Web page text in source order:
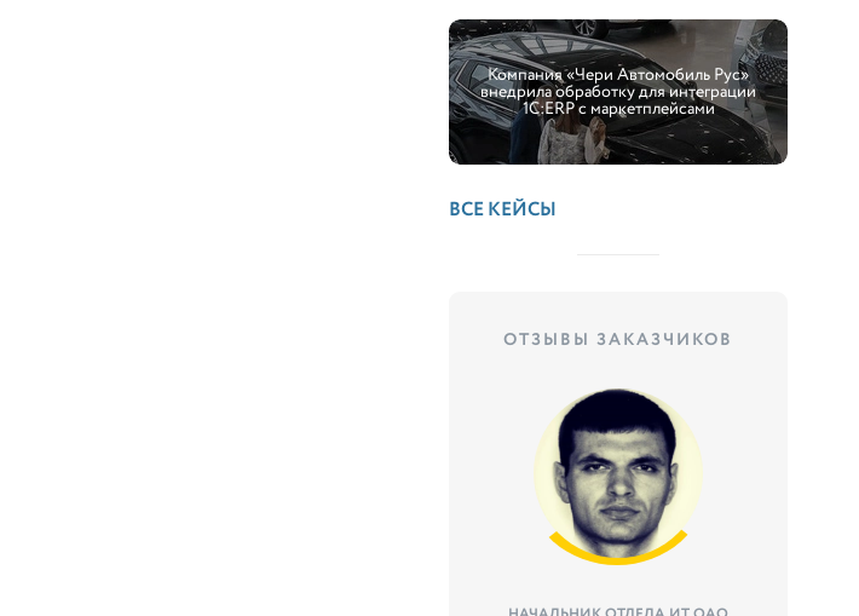
Компания «Чери Автомобиль Рус»
внедрила обработку для интеграции
1С:ERP с маркетплейсами
ВСЕ КЕЙСЫ
ОТЗЫВЫ ЗАКАЗЧИКОВ